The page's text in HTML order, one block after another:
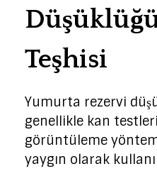
Teşhisi
Yumurta rezervi
genellikle kan
görüntüleme
yaygın olarak